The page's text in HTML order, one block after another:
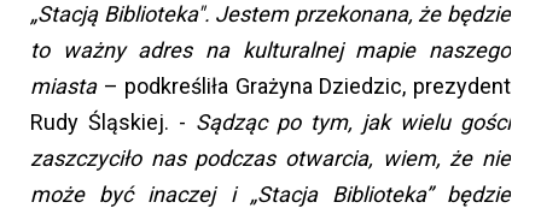
„Stacją Biblioteka". Jestem przekonana, że będzie
to ważny adres na kulturalnej mapie naszego
miasta– podkreśliła Grażyna Dziedzic, prezydent
Rudy Śląskiej. - Sądząc po tym, jak wielu gości
zaszczyciło nas podczas otwarcia, wiem, że nie
może być inaczej i „Stacja Biblioteka” będzie